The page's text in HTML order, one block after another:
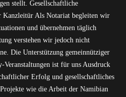
stellt. Gesellschaftliche
Kanzleitür Als Notariat begleiten wir
und übernehmen täglich
verstehen wir jedoch nicht
Die Unterstützung gemeinnütziger
ist für uns Ausdruck
Erfolg und gesellschaftliches
wie die Arbeit der Namibian